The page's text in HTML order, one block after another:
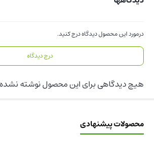
درمورد این محصول دیدگاه درج کنید.
درج دیدگاه
هیچ دیدگاهی برای این محصول نوشته
محصولات پیشنهادی